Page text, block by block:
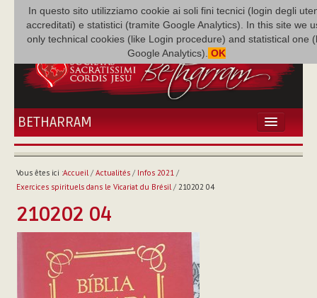
In questo sito utilizziamo cookie ai soli fini tecnici (login degli
accreditati) e statistici (tramite Google Analytics). In this site we
only technical cookies (like Login procedure) and statistical one
Google Analytics). OK
BETHARRAM
ACCUEIL
BÉTHARRAM
MISSION
MULTIMÉDIA
P. AUGUSTE ETCHÉCOPAR
Vous êtes ici :Accueil/ Actualités/ Infos 2021/
Exercices spirituels dans le Vicariat du Brésil/ 210202 04
210202 04